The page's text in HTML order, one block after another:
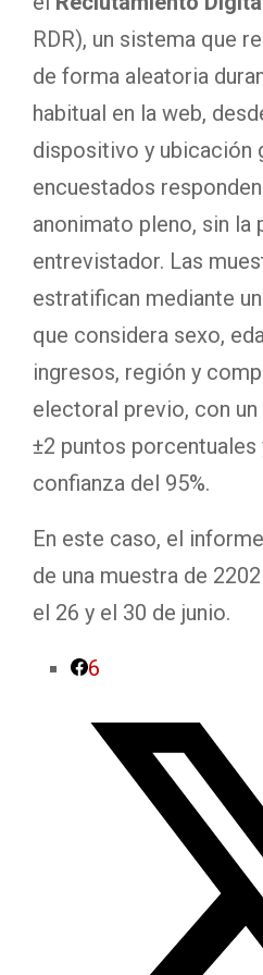
RDR), un sistema que
de forma aleatoria
habitual en la web,
dispositivo y ubicación
encuestados
anonimato pleno, sin la
entrevistador. Las
estratifican mediante
que considera sexo,
ingresos, región y
electoral previo, con
±2 puntos porcentuales
confianza del 95%.
En este caso, el
de una muestra de
el 26 y el 30 de junio.
6